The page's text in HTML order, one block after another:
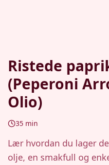
Ristede
(Peperoni
Olio)
35 min
Lær hvordan du lager
olje, en smakfull og